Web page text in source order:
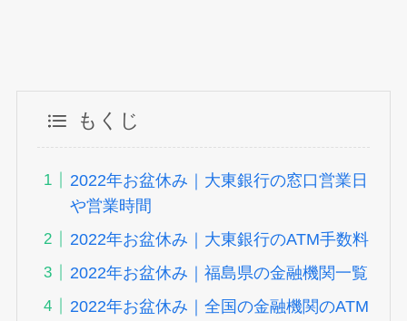
もくじ
2022年お盆休み｜大東銀行の窓口営業日
や営業時間
2022年お盆休み｜大東銀行のATM手数料
2022年お盆休み｜福島県の金融機関一覧
2022年お盆休み｜全国の金融機関のATM